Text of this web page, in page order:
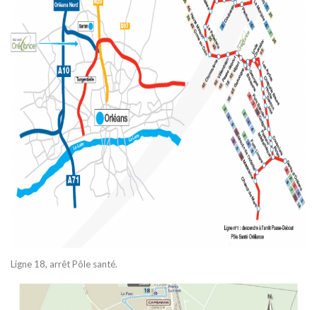
Ligne 18, arrêt Pôle santé.